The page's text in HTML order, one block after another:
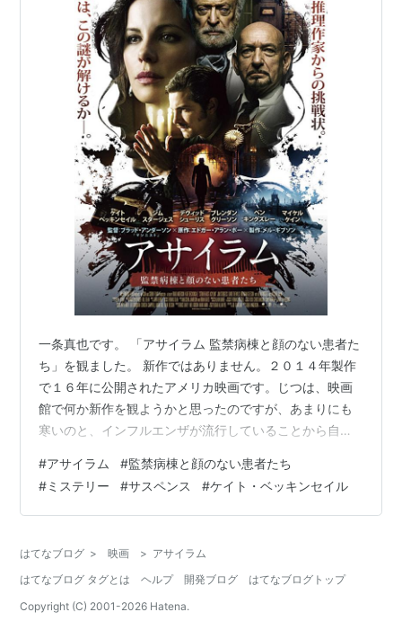
一条真也です。 「アサイラム 監禁病棟と顔のない患者た
ち」を観ました。 新作ではありません。２０１４年製作
で１６年に公開されたアメリカ映画です。じつは、映画
館で何か新作を観ようかと思ったのですが、あまりにも
寒いのと、インフルエンザが流行していることから自宅
画で最近その存在を知り、ぜひ観たいと思ってＤＶＤを
購入したばかりの「アサイラム 監禁病棟と顔のない患者
たち」を観たのです。全体的にわたし好みの雰囲気で、
に書かれています。 「エドガー・アラン・ポーの小説
『タール博士とフェザー教授の療法』を映画…
#アサイラム #監禁病棟と顔のない患者たち
#ミステリー #サスペンス #ケイト・ベッキンセイル
はてなブログ > 映画 > アサイラム
はてなブログ タグとは
ヘルプ 開発ブログ
はてなブログトップ
Copyright (C) 2001-2026 Hatena.